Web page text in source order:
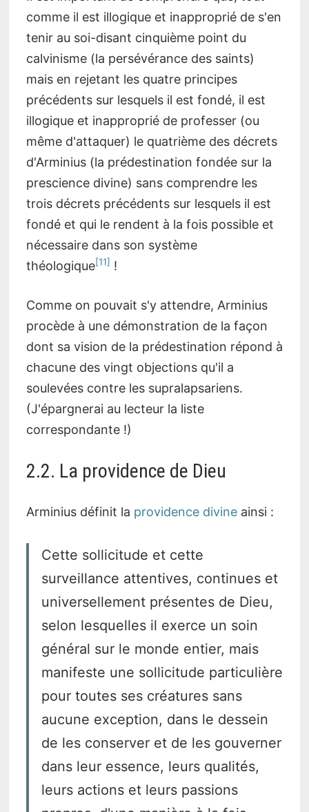
comme il est illogique et inapproprié de s'en
tenir au soi-disant cinquième point du
calvinisme (la persévérance des saints)
mais en rejetant les quatre principes
précédents sur lesquels il est fondé, il est
illogique et inapproprié de professer (ou
même d'attaquer) le quatrième des décrets
d'Arminius (la prédestination fondée sur la
prescience divine) sans comprendre les
trois décrets précédents sur lesquels il est
fondé et qui le rendent à la fois possible et
nécessaire dans son système
théologique 11 !
Comme on pouvait s'y attendre, Arminius
procède à une démonstration de la façon
dont sa vision de la prédestination répond à
chacune des vingt objections qu'il a
soulevées contre les supralapsariens.
(J'épargnerai au lecteur la liste
correspondante !)
2.2. La providence de Dieu
Arminius définit la providence divineainsi :
Cette sollicitude et cette
surveillance attentives, continues et
universellement présentes de Dieu,
selon lesquelles il exerce un soin
général sur le monde entier, mais
manifeste une sollicitude particulière
pour toutes ses créatures sans
aucune exception, dans le dessein
de les conserver et de les gouverner
dans leur essence, leurs qualités,
leurs actions et leurs passions